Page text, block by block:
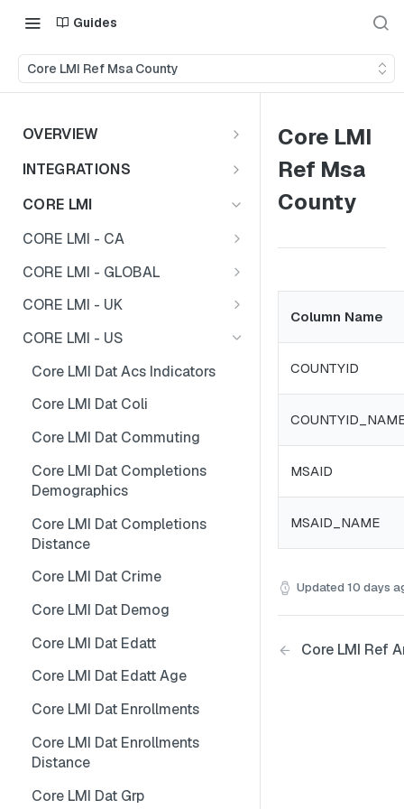
Guides
Core LMI Ref Msa County
OVERVIEW
Important Note
INTEGRATIONS
Shares
CORE LMI
CORE LMI - CA
Core LMI Dat Demog
Core LMI Dat Ed
Core LMI Dat Ind
Core LMI Dat Occ
Core LMI Dat Unemp Ind
Core LMI Dat Wf Demog
Core LMI Ref Csd Cd Prov
Core LMI Ref Csd Cma
CORE LMI - GLOBAL
Core LMI Detailed Dat Ind
Core LMI Detailed Dat Occ
Core LMI Detailed Dim Ind
Core LMI Detailed Dim Occ
Core LMI Detailed Meta
Core LMI Detailed Ref Areaid
CORE LMI - UK
Core LMI Dat Demog
Core LMI Dat Econ Activity
Core LMI Dat Ind
Core LMI Dat Ind Gender Age
Core LMI Dat Occ Gender Age
Core LMI Dat Occ
Core LMI Dat Staffing
Core LMI Ref Lau1 Nuts3 Nuts1
CORE LMI - US
Core LMI Dat Acs Indicators
Core LMI Dat Coli
Core LMI Dat Commuting
Core LMI Dat Completions
Demographics
Core LMI Dat Completions
Distance
Core LMI Dat Crime
Core LMI Dat Demog
Core LMI Dat Edatt
Core LMI Dat Edatt Age
Core LMI Dat Enrollments
Core LMI Dat Enrollments
Distance
Core LMI Dat Grp
Core LMI
Ref Msa
County
Column Name
COUNTYID
MSAID
MSAID_NAME
Updated 10 days
Core LMI Ref